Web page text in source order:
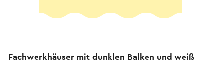
Fachwerkhäuser mit dunklen Balken und weiß